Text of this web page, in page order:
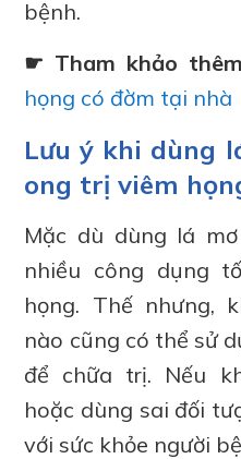
bệnh.
☛ Tham khảo
họng có đờm tại nhà
Lưu ý khi dùng
ong trị viêm
Mặc dù dùng lá
nhiều công dụng
họng. Thế nhưng,
nào cũng có thể sử
để chữa trị. Nếu
hoặc dùng sai đối
với sức khỏe người